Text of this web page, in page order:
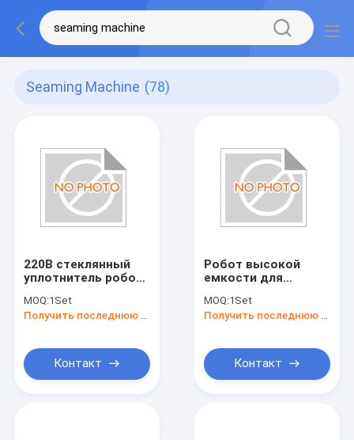
Seaming Machine (78)
220В стеклянный
уплотнитель робот
швейная машина
идеально подходит
клиентов
MOQ:1Set
Получить последнюю цену
Контакт
Робот высокой
емкости для
Машина для
уплотнения стекла
мм*1500 мм
Напряжение 220 В
150 кг для
MOQ:1Set
Получить последнюю цену
Контакт